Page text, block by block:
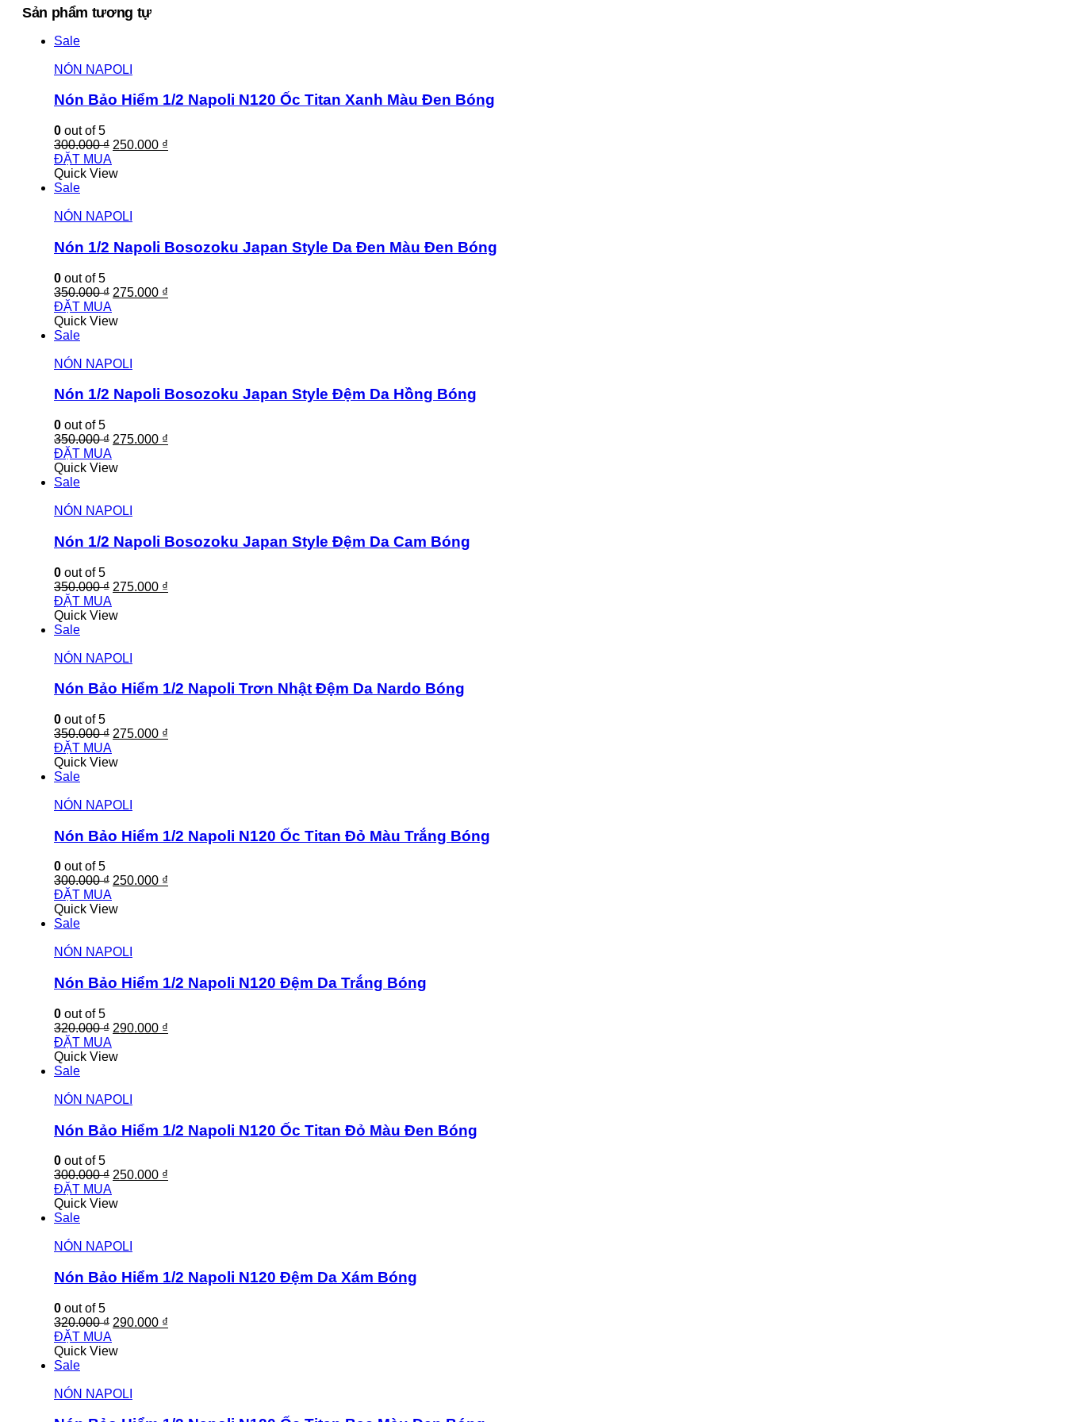
Sản phẩm tương tự
Sale
NÓN NAPOLI
Nón Bảo Hiểm 1/2 Napoli N120 Ốc Titan Xanh Màu Đen Bóng
0 out of 5
300.000₫ 250.000 ₫
ĐẶT MUA
Quick View
Sale
NÓN NAPOLI
Nón 1/2 Napoli Bosozoku Japan Style Da Đen Màu Đen Bóng
0 out of 5
350.000₫ 275.000 ₫
ĐẶT MUA
Quick View
Sale
NÓN NAPOLI
Nón 1/2 Napoli Bosozoku Japan Style Đệm Da Hồng Bóng
0 out of 5
350.000₫ 275.000 ₫
ĐẶT MUA
Quick View
Sale
NÓN NAPOLI
Nón 1/2 Napoli Bosozoku Japan Style Đệm Da Cam Bóng
0 out of 5
350.000₫ 275.000 ₫
ĐẶT MUA
Quick View
Sale
NÓN NAPOLI
Nón Bảo Hiểm 1/2 Napoli Trơn Nhật Đệm Da Nardo Bóng
0 out of 5
350.000₫ 275.000 ₫
ĐẶT MUA
Quick View
Sale
NÓN NAPOLI
Nón Bảo Hiểm 1/2 Napoli N120 Ốc Titan Đỏ Màu Trắng Bóng
0 out of 5
300.000₫ 250.000 ₫
ĐẶT MUA
Quick View
Sale
NÓN NAPOLI
Nón Bảo Hiểm 1/2 Napoli N120 Đệm Da Trắng Bóng
0 out of 5
320.000₫ 290.000 ₫
ĐẶT MUA
Quick View
Sale
NÓN NAPOLI
Nón Bảo Hiểm 1/2 Napoli N120 Ốc Titan Đỏ Màu Đen Bóng
0 out of 5
300.000₫ 250.000 ₫
ĐẶT MUA
Quick View
Sale
NÓN NAPOLI
Nón Bảo Hiểm 1/2 Napoli N120 Đệm Da Xám Bóng
0 out of 5
320.000₫ 290.000 ₫
ĐẶT MUA
Quick View
Sale
NÓN NAPOLI